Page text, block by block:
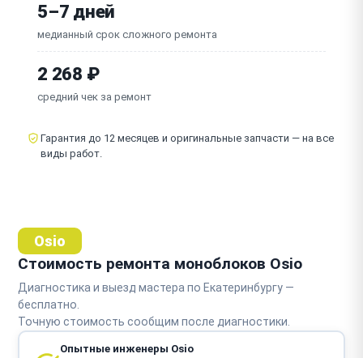
5–7 дней
медианный срок сложного ремонта
2 268 ₽
средний чек за ремонт
Гарантия до 12 месяцев и оригинальные запчасти — на все
виды работ.
Osio
Стоимость ремонта моноблоков Osio
Диагностика и выезд мастера по Екатеринбургу —
бесплатно.
Точную стоимость сообщим после диагностики.
Опытные инженеры Osio